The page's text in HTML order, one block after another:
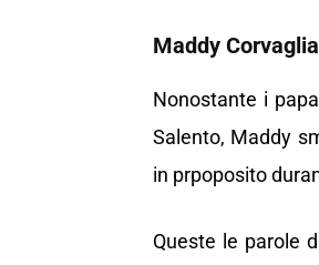
Maddy
Nonostante i
Salento, Maddy
in prpoposito
Queste le parole